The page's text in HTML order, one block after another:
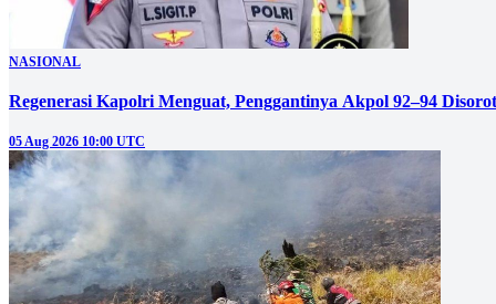
NASIONAL
Regenerasi Kapolri Menguat, Penggantinya Akpol 92–94 Disorot
05 Aug 2026 10:00 UTC